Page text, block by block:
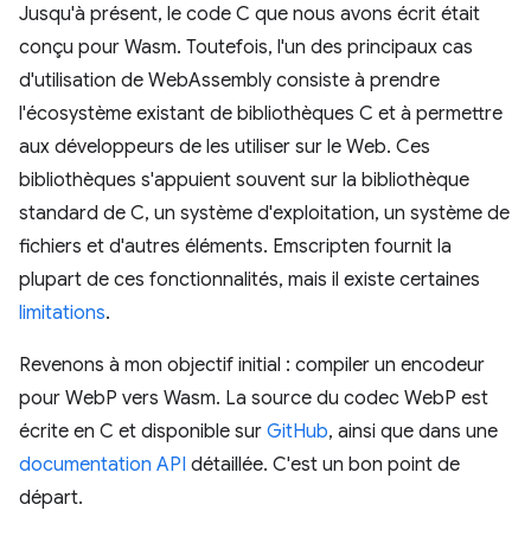
Jusqu'à présent, le code C que nous avons écrit était
conçu pour Wasm. Toutefois, l'un des principaux cas
d'utilisation de WebAssembly consiste à prendre
l'écosystème existant de bibliothèques C et à permettre
aux développeurs de les utiliser sur le Web. Ces
bibliothèques s'appuient souvent sur la bibliothèque
standard de C, un système d'exploitation, un système de
fichiers et d'autres éléments. Emscripten fournit la
plupart de ces fonctionnalités, mais il existe certaines
limitations.
Revenons à mon objectif initial : compiler un encodeur
pour WebP vers Wasm. La source du codec WebP est
écrite en C et disponible sur GitHub, ainsi que dans une
documentation API détaillée. C'est un bon point de
départ.